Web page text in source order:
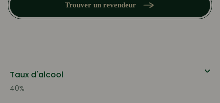
Trouver un revendeur
Taux d'alcool
40%